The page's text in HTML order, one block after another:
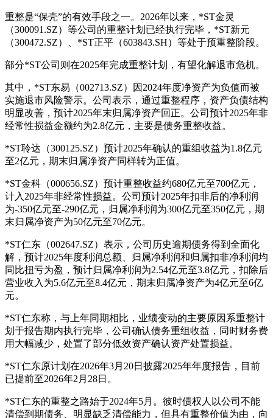
重整是“保壳”的有效手段之一。2026年以来，*ST金灵
（300091.SZ）等公司的重整计划已经执行完毕，*ST新元
（300472.SZ）、*ST正平（603843.SH）等处于预重整阶段。
部分*ST公司则在2025年完成重整计划，有望化解退市危机。
其中，*ST东易（002713.SZ）因2024年度净资产为负值而被
实施退市风险警示。公司表示，通过重整程序，资产负债结构
明显改善，预计2025年末归属净资产回正。公司预计2025年非
经常性损益金额约为2.8亿元，主要是债务重整收益。
*ST聆达（300125.SZ）预计2025年确认的重组收益为1.8亿元
至2亿元，期末归属净资产同样转为正值。
*ST金科（000656.SZ）预计重整收益约680亿元至700亿元，
计入2025年非经常性损益。公司预计2025年扣非后的净利润
为-350亿元至-290亿元，归属净利润为300亿元至350亿元，期
末归属净资产为50亿元至70亿元。
*ST仁东（002647.SZ）表示，公司历史逾期债务得到全面化
解，预计2025年度利润总额、归属净利润和归属扣非净利润均
同比扭亏为盈，预计归属净利润为2.54亿元至3.8亿元，扣除后
营业收入为5.6亿元至8.4亿元，期末归属净资产为4亿元至6亿
元。
*ST仁东称，与上年同期相比，业绩变动的主要原因系重整计
划于报告期内执行完毕，公司确认债务重组收益，同时财务费
用大幅减少，处置了部分低效资产确认资产处置损益。
*ST仁东原计划在2026年3月20日披露2025年年度报告，目前
已提前至2026年2月28日。
*ST仁东的重整之路始于2024年5月。彼时债权人以公司不能
清偿到期债务、明显缺乏清偿能力，但具有重整价值为由，向